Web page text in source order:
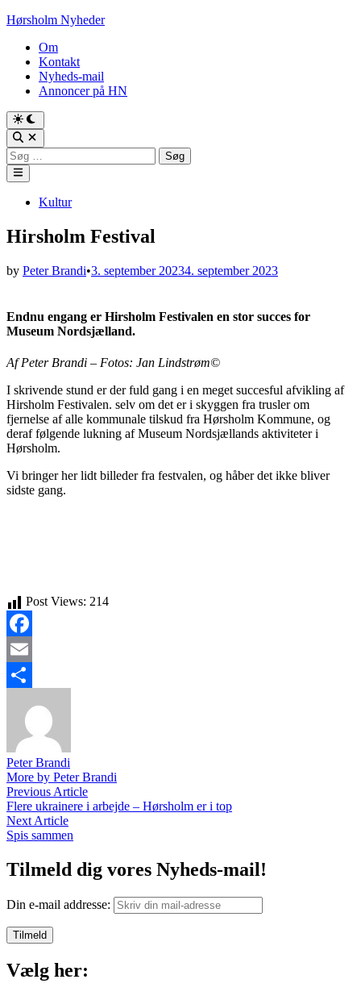
Skip
content
Hørsholm Nyheder
Om
Kontakt
Nyheds-mail
Annoncer på HN
Søg
efter:
Main
Menu
PostedKultur
Hirsholm Festival
by Peter Brandi•3. september 20234. september 2023
Endnu engang er Hirsholm Festivalen en stor succes for
Museum Nordsjælland.
Af Peter Brandi – Fotos: Jan Lindstrøm©
I skrivende stund er der fuld gang i en meget succesful afvikling af
Hirsholm Festivalen. selv om det er i skyggen fra trusler om
fjernelse af alle kommunale tilskud fra Hørsholm Kommune, og
deraf følgende lukning af Museum Nordsjællands aktiviteter i
Hørsholm.
Vi bringer her lidt billeder fra festvalen, og håber det ikke bliver
sidste gang.
Post Views: 214
Facebook
Email
Peter Brandi
More by Peter Brandi
Indlægsnavigation
Previous ArticlePrevious
article:
Flere ukrainere i arbejde – Hørsholm er i top
Next ArticleNext
article:
Spis sammen
Tilmeld dig vores Nyheds-mail!
Din e-mail addresse:
Vælg her: